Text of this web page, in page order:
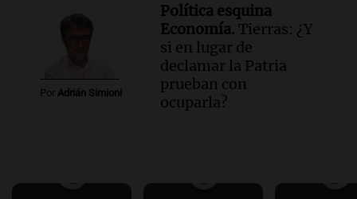
Por Adrián Simioni
Política esquina
Economía. Tierras: ¿Y
si en lugar de
declamar la Patria
prueban con
ocuparla?